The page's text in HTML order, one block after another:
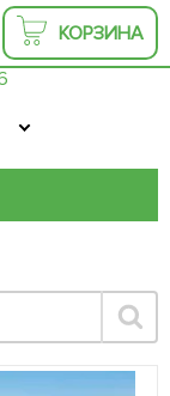
КОРЗИНА